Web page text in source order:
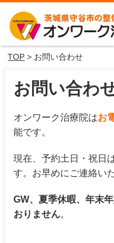
TOP > お問い合わせ
お問い合わ
オンワーク治療院はお
能です。
現在、予約土日・祝日
す。お早めにご連絡い
GW、夏季休暇、年末
おりません。